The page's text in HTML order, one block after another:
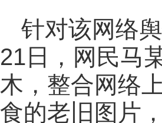
针对该网络
21日，网民马
木，整合网络
食的老旧图片